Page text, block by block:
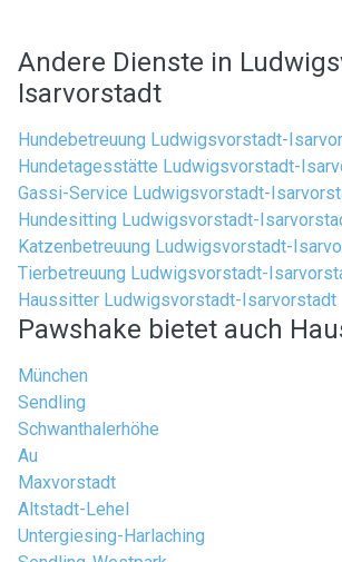
Andere Dienste in
Isarvorstadt
Hundebetreuung Ludwigsvorstadt-
Hundetagesstätte Ludwigsvorstadt-
Gassi-Service Ludwigsvorstadt-
Hundesitting Ludwigsvorstadt-
Katzenbetreuung Ludwigsvorstadt-
Tierbetreuung Ludwigsvorstadt-
Haussitter Ludwigsvorstadt-Isarvorstadt
Pawshake bietet auch
München
Sendling
Schwanthalerhöhe
Au
Maxvorstadt
Altstadt-Lehel
Untergiesing-Harlaching